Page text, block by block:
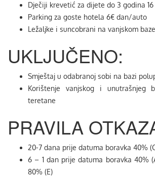
Dječiji krevetić za dijete do 3 godina 16
Parking za goste hotela 6€ dan/auto
Ležaljke i suncobrani na vanjskom
UKLJUČENO:
Smještaj u odabranoj sobi na bazi
Korištenje vanjskog i unutrašnjeg
teretane
PRAVILA
20-7 dana prije datuma boravka 40%
6 – 1 dan prije datuma boravka 40%
80% (E)